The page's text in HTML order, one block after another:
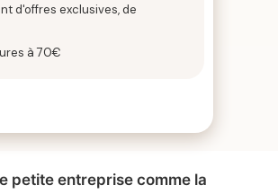
d'offres exclusives, de
à 70€
petite entreprise comme la